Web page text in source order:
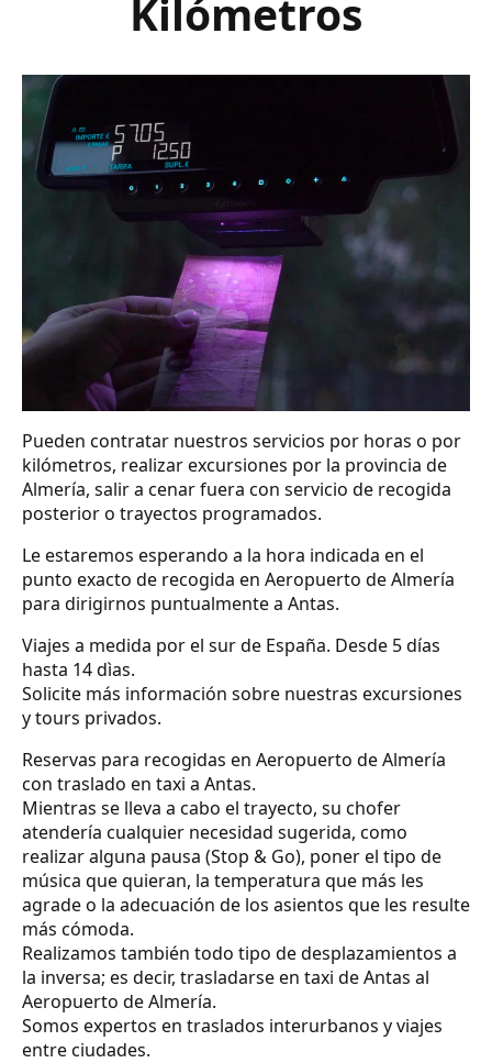
Kilómetros
Pueden contratar nuestros servicios por horas o por
kilómetros, realizar excursiones por la provincia de
Almería, salir a cenar fuera con servicio de recogida
posterior o trayectos programados.
Le estaremos esperando a la hora indicada en el
punto exacto de recogida en Aeropuerto de Almería
para dirigirnos puntualmente a Antas.
Viajes a medida por el sur de España. Desde 5 días
hasta 14 dìas.
Solicite más información sobre nuestras excursiones
y tours privados.
Reservas para recogidas en Aeropuerto de Almería
con traslado en taxi a Antas.
Mientras se lleva a cabo el trayecto, su chofer
atendería cualquier necesidad sugerida, como
realizar alguna pausa (Stop & Go), poner el tipo de
música que quieran, la temperatura que más les
agrade o la adecuación de los asientos que les resulte
más cómoda.
Realizamos también todo tipo de desplazamientos a
la inversa; es decir, trasladarse en taxi de Antas al
Aeropuerto de Almería.
Somos expertos en traslados interurbanos y viajes
entre ciudades.